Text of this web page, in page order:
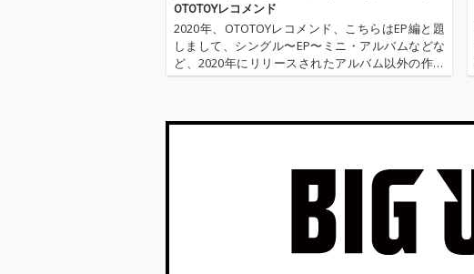
OTOTOYレコメンド
2020年、OTOTOYレコメンド、こちらはEP編と題
しまして、シングル〜EP〜ミニ・アルバムなどな
ど、2020年にリリースされたアルバム以外の作品
群から20枚厳選しました。いまやアルバムという